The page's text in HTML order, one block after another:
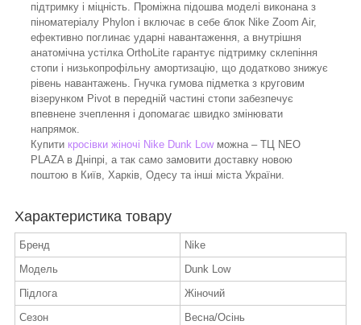
підтримку і міцність. Проміжна підошва моделі виконана з
піноматеріалу Phylon і включає в себе блок Nike Zoom Air,
ефективно поглинає ударні навантаження, а внутрішня
анатомічна устілка OrthoLite гарантує підтримку склепіння
стопи і низькопрофільну амортизацію, що додатково знижує
рівень навантажень. Гнучка гумова підметка з круговим
візерунком Pivot в передній частині стопи забезпечує
впевнене зчеплення і допомагає швидко змінювати
напрямок.
Купити кросівки жіночі Nike Dunk Lowможна – ТЦ NEO
PLAZA в Дніпрі, а так само замовити доставку новою
поштою в Київ, Харків, Одесу та інші міста України.
Характеристика товару
Бренд
Nike
Модель
Dunk Low
Підлога
Жіночий
Сезон
Весна/Осінь